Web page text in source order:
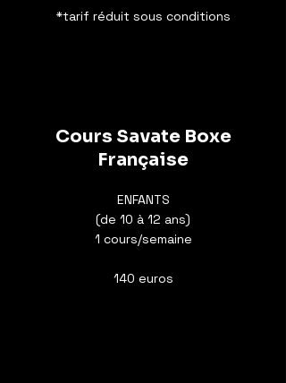
*tarif réduit sous conditions
Cours Savate Boxe
Française
ENFANTS
(de 10 à 12 ans)
1 cours/semaine
140 euros